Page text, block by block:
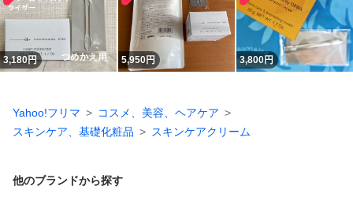
3,180円 5,950円 3,800円
Yahoo!フリマ
コスメ、美容、ヘアケア
スキンケア、基礎化粧品
スキンケアクリーム
他のブランドから探す